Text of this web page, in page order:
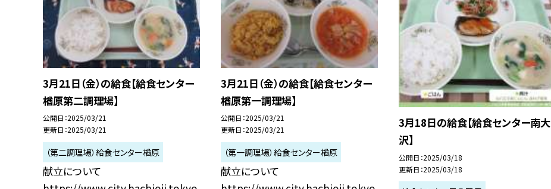
3月21日（金）の給食【給食センター
楢原第二調理場】
公開日 2025/03/21
更新日 2025/03/21
（第二調理場）給食センター楢原
献立について
3月21日（金）の給食【給食センター
楢原第一調理場】
公開日 2025/03/21
更新日 2025/03/21
（第一調理場）給食センター楢原
献立について
3月18日の給食【給食センター南大
沢】
公開日 2025/03/18
更新日 2025/03/18